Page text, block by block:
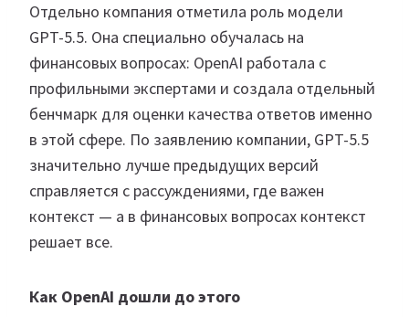
Отдельно компания отметила роль модели
GPT-5.5. Она специально обучалась на
финансовых вопросах: OpenAI работала с
профильными экспертами и создала отдельный
бенчмарк для оценки качества ответов именно
в этой сфере. По заявлению компании, GPT-5.5
значительно лучше предыдущих версий
справляется с рассуждениями, где важен
контекст — а в финансовых вопросах контекст
решает все.
Как OpenAI дошли до этого